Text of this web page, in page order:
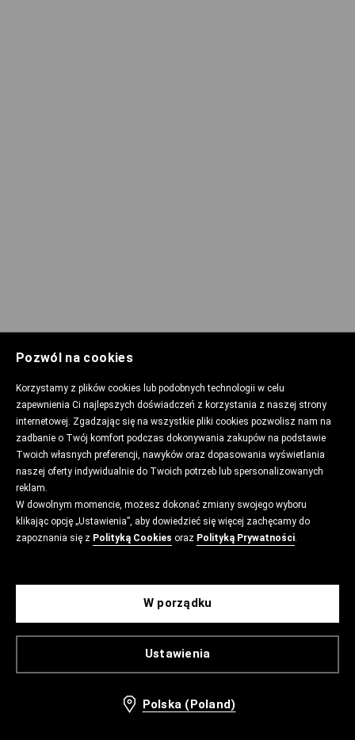
Pozwól na cookies
Korzystamy z plików cookies lub podobnych technologii w celu
zapewnienia Ci najlepszych doświadczeń z korzystania z naszej strony
internetowej. Zgadzając się na wszystkie pliki cookies pozwolisz nam na
zadbanie o Twój komfort podczas dokonywania zakupów na podstawie
Twoich własnych preferencji, nawyków oraz dopasowania wyświetlania
naszej oferty indywidualnie do Twoich potrzeb lub spersonalizowanych
reklam.
W dowolnym momencie, możesz dokonać zmiany swojego wyboru
klikając opcję „Ustawienia”, aby dowiedzieć się więcej zachęcamy do
zapoznania się z Polityką Cookies oraz Polityką Prywatności.
Ustawienia
W porządku
Polska (Poland)